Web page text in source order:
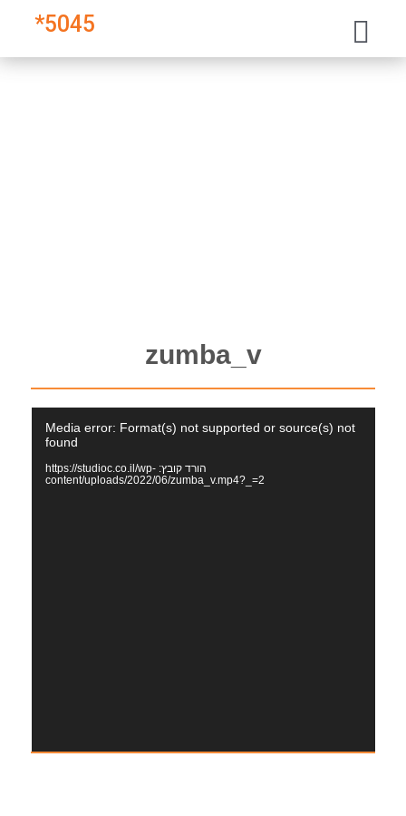
5045
*
zumba_v
וידאוMedia error: Format(s) not supported or source(s) not
found
הורד קובץ: https://studioc.co.il/wp-
content/uploads/2022/06/zumba_v.mp4?_=2